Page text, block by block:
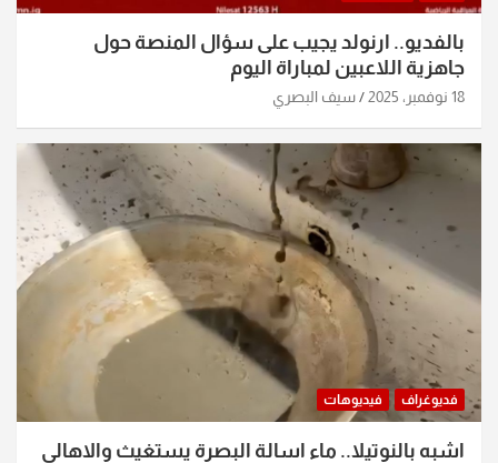
بالفديو.. ارنولد يجيب على سؤال المنصة حول
جاهزية اللاعبين لمباراة اليوم
18 نوفمبر، 2025 سيف البصري
فديوغراف فيديوهات
اشبه بالنوتيلا.. ماء اسالة البصرة يستغيث والاهالي